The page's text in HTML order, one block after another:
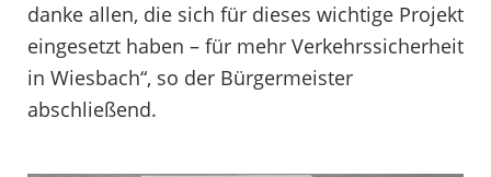
danke allen, die sich für dieses wichtige Projekt
eingesetzt haben – für mehr Verkehrssicherheit
in Wiesbach“, so der Bürgermeister
abschließend.